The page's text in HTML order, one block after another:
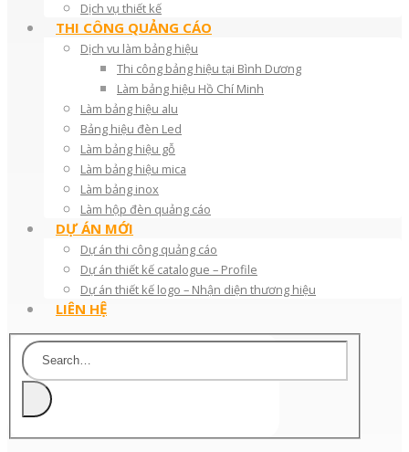
Dịch vụ thiết kế
THI CÔNG QUẢNG CÁO
Dịch vu làm bảng hiệu
Thi công bảng hiệu tại Bình Dương
Làm bảng hiệu Hồ Chí Minh
Làm bảng hiệu alu
Bảng hiệu đèn Led
Làm bảng hiệu gỗ
Làm bảng hiệu mica
Làm bảng inox
Làm hộp đèn quảng cáo
DỰ ÁN MỚI
Dự án thi công quảng cáo
Dự án thiết kế catalogue – Profile
Dự án thiết kế logo – Nhận diện thương hiệu
LIÊN HỆ